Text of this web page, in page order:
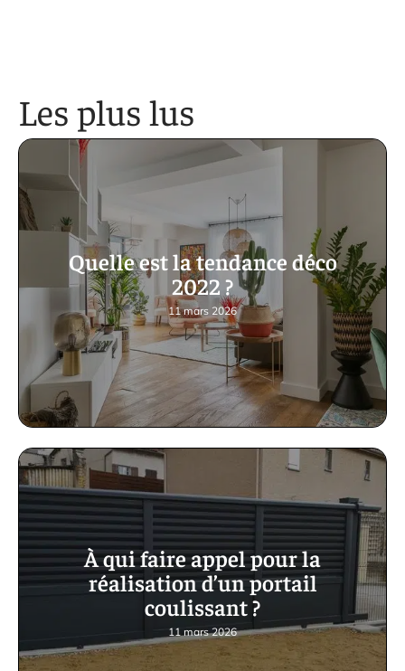
Les plus lus
Quelle est la tendance déco
2022 ?
11 mars 2026
À qui faire appel pour la
réalisation d’un portail
coulissant ?
11 mars 2026